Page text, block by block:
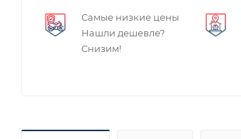
Самые низкие цены
Нашли дешевле?
Снизим!